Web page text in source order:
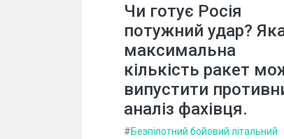
Чи готує Росія
потужний удар?
максимальна
кількість ракет
випустити
аналіз фахівця.
#Безпілотний бойовий літальний